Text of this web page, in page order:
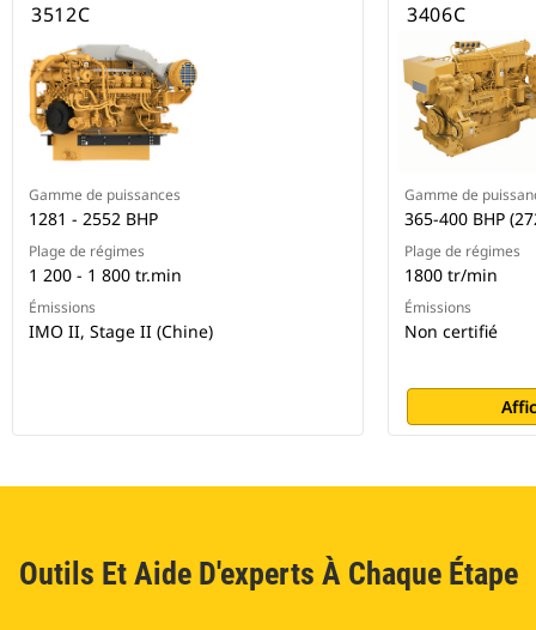
3512C
Gamme de puissances
1281 - 2552 BHP
Plage de régimes
1 200 - 1 800 tr.min
Émissions
IMO II, Stage II (Chine)
3406C
Gamme de
365-400 BHP
Plage de régimes
1800 tr/min
Émissions
Non certifié
Outils Et Aide D'experts À Chaque Étape